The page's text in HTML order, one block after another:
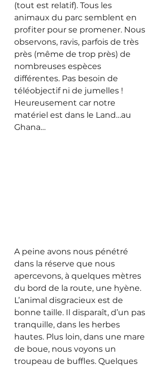
(tout est relatif). Tous les
animaux du parc semblent en
profiter pour se promener. Nous
observons, ravis, parfois de très
près (même de trop près) de
nombreuses espèces
différentes. Pas besoin de
téléobjectif ni de jumelles !
Heureusement car notre
matériel est dans le Land…au
Ghana…
A peine avons nous pénétré
dans la réserve que nous
apercevons, à quelques mètres
du bord de la route, une hyène.
L’animal disgracieux est de
bonne taille. Il disparaît, d’un pas
tranquille, dans les herbes
hautes. Plus loin, dans une mare
de boue, nous voyons un
troupeau de buffles. Quelques